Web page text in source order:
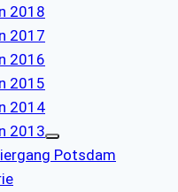
2018
2017
2016
2015
2014
2013
Potsdam